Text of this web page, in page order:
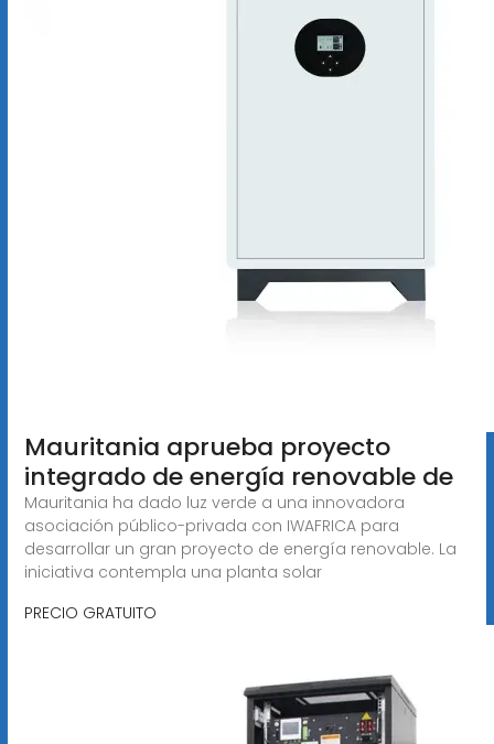
Mauritania aprueba proyecto
integrado de energía renovable de
Mauritania ha dado luz verde a una innovadora
asociación público-privada con IWAFRICA para
desarrollar un gran proyecto de energía renovable. La
iniciativa contempla una planta solar
PRECIO GRATUITO